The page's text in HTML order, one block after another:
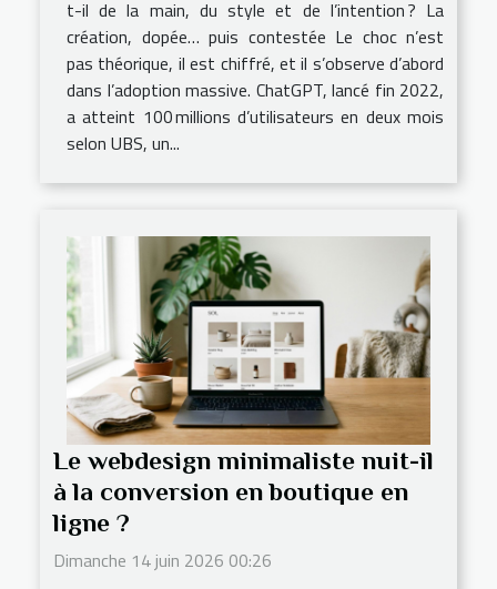
t-il de la main, du style et de l’intention ? La
création, dopée… puis contestée Le choc n’est
pas théorique, il est chiffré, et il s’observe d’abord
dans l’adoption massive. ChatGPT, lancé fin 2022,
a atteint 100 millions d’utilisateurs en deux mois
selon UBS, un...
Le webdesign minimaliste nuit-il
à la conversion en boutique en
ligne ?
Dimanche 14 juin 2026 00:26